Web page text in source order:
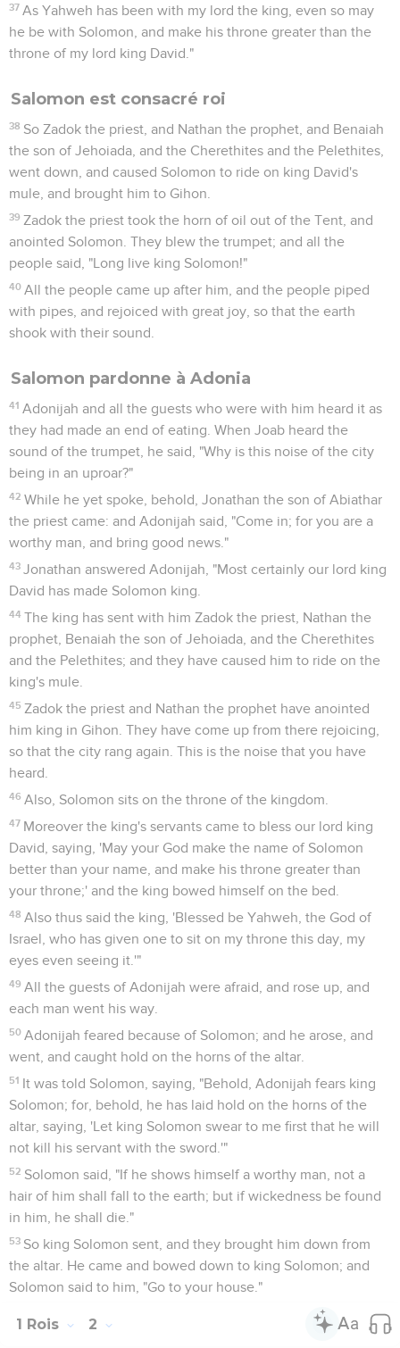
37 As Yahweh has been with my lord the king, even so may
he be with Solomon, and make his throne greater than the
throne of my lord king David."
Salomon est consacré roi
38 So Zadok the priest, and Nathan the prophet, and Benaiah
the son of Jehoiada, and the Cherethites and the Pelethites,
went down, and caused Solomon to ride on king David's
mule, and brought him to Gihon.
39 Zadok the priest took the horn of oil out of the Tent, and
anointed Solomon. They blew the trumpet; and all the
people said, "Long live king Solomon!"
40 All the people came up after him, and the people piped
with pipes, and rejoiced with great joy, so that the earth
shook with their sound.
Salomon pardonne à Adonia
41 Adonijah and all the guests who were with him heard it as
they had made an end of eating. When Joab heard the
sound of the trumpet, he said, "Why is this noise of the city
being in an uproar?"
42 While he yet spoke, behold, Jonathan the son of Abiathar
the priest came: and Adonijah said, "Come in; for you are a
worthy man, and bring good news."
43 Jonathan answered Adonijah, "Most certainly our lord king
David has made Solomon king.
44 The king has sent with him Zadok the priest, Nathan the
prophet, Benaiah the son of Jehoiada, and the Cherethites
and the Pelethites; and they have caused him to ride on the
king's mule.
45 Zadok the priest and Nathan the prophet have anointed
him king in Gihon. They have come up from there rejoicing,
so that the city rang again. This is the noise that you have
heard.
46 Also, Solomon sits on the throne of the kingdom.
47 Moreover the king's servants came to bless our lord king
David, saying, 'May your God make the name of Solomon
better than your name, and make his throne greater than
your throne;' and the king bowed himself on the bed.
48 Also thus said the king, 'Blessed be Yahweh, the God of
Israel, who has given one to sit on my throne this day, my
eyes even seeing it.'"
49 All the guests of Adonijah were afraid, and rose up, and
each man went his way.
50 Adonijah feared because of Solomon; and he arose, and
went, and caught hold on the horns of the altar.
51 It was told Solomon, saying, "Behold, Adonijah fears king
Solomon; for, behold, he has laid hold on the horns of the
altar, saying, 'Let king Solomon swear to me first that he will
not kill his servant with the sword.'"
52 Solomon said, "If he shows himself a worthy man, not a
hair of him shall fall to the earth; but if wickedness be found
in him, he shall die."
53 So king Solomon sent, and they brought him down from
the altar. He came and bowed down to king Solomon; and
Solomon said to him, "Go to your house."
1 Rois 2